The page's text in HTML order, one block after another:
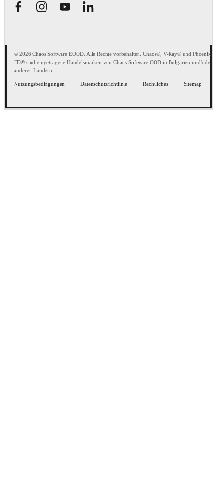
© 2026 Chaos Software EOOD. Alle Rechte vorbehalten. Chaos®, V-Ray® und Phoenix
FD® sind eingetragene Handelsmarken von Chaos Software OOD in Bulgarien und/oder
anderen Ländern.
Nutzungsbedingungen Datenschutzrichtlinie Rechtliches Sitemap